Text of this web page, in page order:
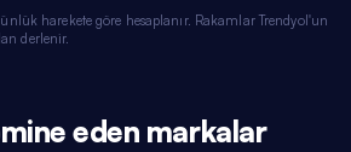
harekete göre hesaplanır. Rakamlar Trendyol'un
derlenir.
eden markalar